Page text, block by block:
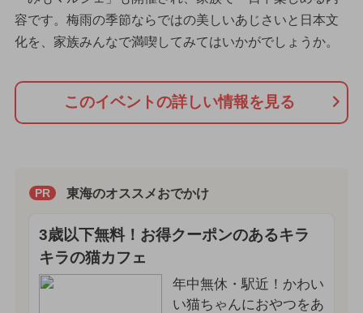
容です。梅雨の季節ならではの美しいあじさいと日本文
化を、家族みんなで満喫してみてはいかがでしょうか。
このイベントの詳しい情報を見る
PR 東海のオススメおでかけ
3歳以下無料！お得クーポンのあるキラ
キラの猫カフェ
年中無休・駅近！かわい
い猫ちゃんにおやつをあ